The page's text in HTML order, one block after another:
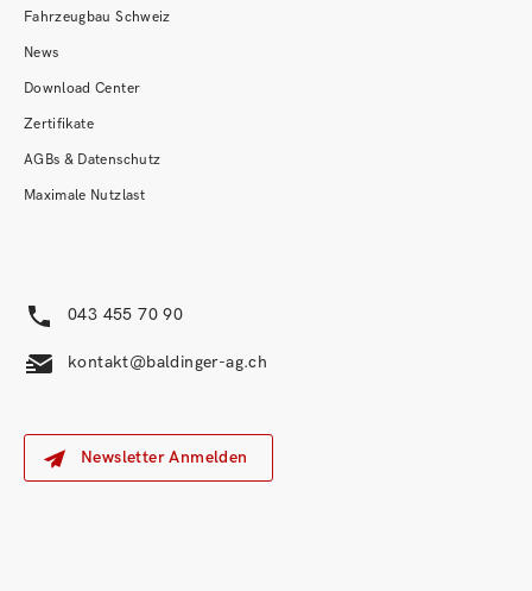
Fahrzeugbau Schweiz
News
Download Center
Zertifikate
AGBs & Datenschutz
Maximale Nutzlast
043 455 70 90
kontakt@baldinger-ag.ch
Newsletter Anmelden